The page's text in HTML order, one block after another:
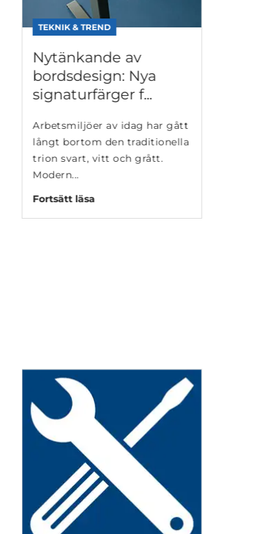
& TREND
av
Nya
f...
av idag har gått
den traditionella
vitt och grått.
Visa ditt
Handkontroller
möbeldesign blir
& TREND
i
LINAK Bed
behovet av
CASE STORY
Driva